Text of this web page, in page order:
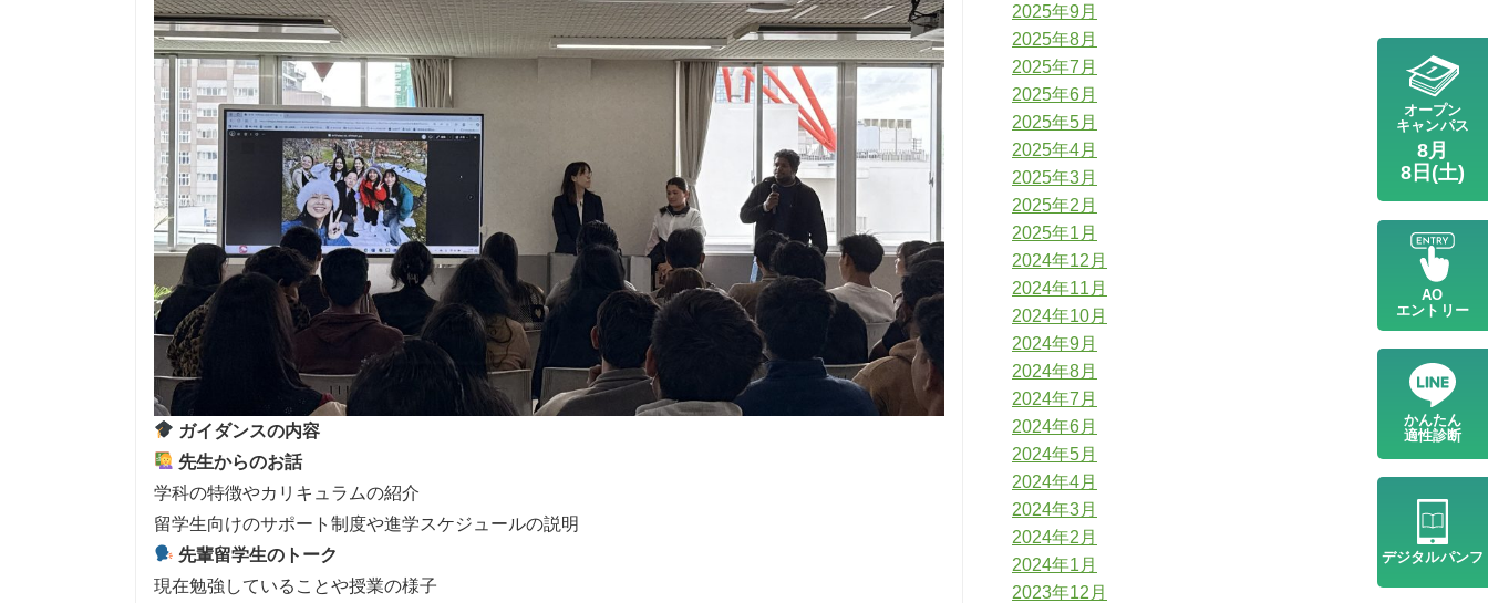
ガイダンスの内容
先生からのお話
学科の特徴やカリキュラムの紹介
留学生向けのサポート制度や進学スケジュールの説明
先輩留学生のトーク
現在勉強していることや授業の様子
2025年9月
2025年8月
2025年7月
2025年6月
2025年5月
2025年4月
2025年3月
2025年2月
2025年1月
2024年12月
2024年11月
2024年10月
2024年9月
2024年8月
2024年7月
2024年6月
2024年5月
2024年4月
2024年3月
2024年2月
2024年1月
2023年12月
オープン
キャンパス
8月
8日(土)
AO
エントリー
かんたん
適性診断
デジタルパンフ